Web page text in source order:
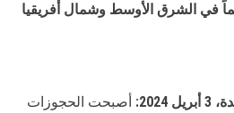
50 مطعماً في الشرق الأوسط وشمال أفريقيا
أصبحت الحجوزات